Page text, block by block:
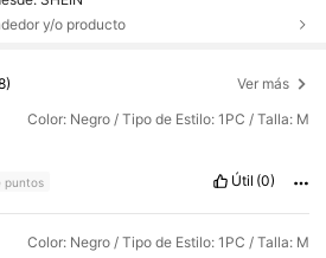
y/o producto
Ver más
Color: Negro / Tipo de Estilo: 1PC / Talla: M
puntos Útil (0)
Color: Negro / Tipo de Estilo: 1PC / Talla: M